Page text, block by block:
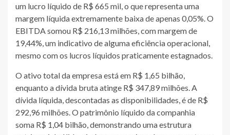
um lucro líquido de R$ 665 mil, o que representa uma
margem líquida extremamente baixa de apenas 0,05%. O
EBITDA somou R$ 216,13 milhões, com margem de
19,44%, um indicativo de alguma eficiência operacional,
mesmo com os lucros líquidos praticamente estagnados.
O ativo total da empresa está em R$ 1,65 bilhão,
enquanto a dívida bruta atinge R$ 347,89 milhões. A
dívida líquida, descontadas as disponibilidades, é de R$
292,96 milhões. O patrimônio líquido da companhia
soma R$ 1,04 bilhão, demonstrando uma estrutura